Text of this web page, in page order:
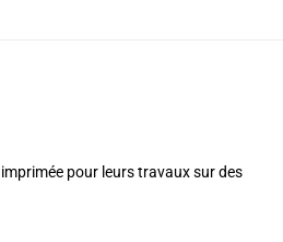
pour leurs travaux sur des